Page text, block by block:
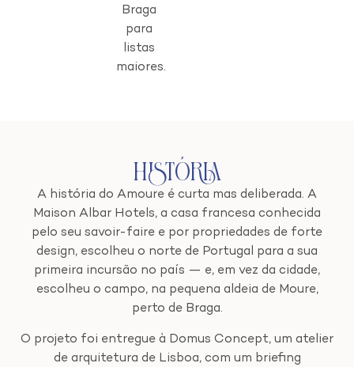
Braga
para
listas
maiores.
História
A história do Amoure é curta mas deliberada. A
Maison Albar Hotels, a casa francesa conhecida
pelo seu savoir-faire e por propriedades de forte
design, escolheu o norte de Portugal para a sua
primeira incursão no país — e, em vez da cidade,
escolheu o campo, na pequena aldeia de Moure,
perto de Braga.
O projeto foi entregue à Domus Concept, um atelier
de arquitetura de Lisboa, com um briefing